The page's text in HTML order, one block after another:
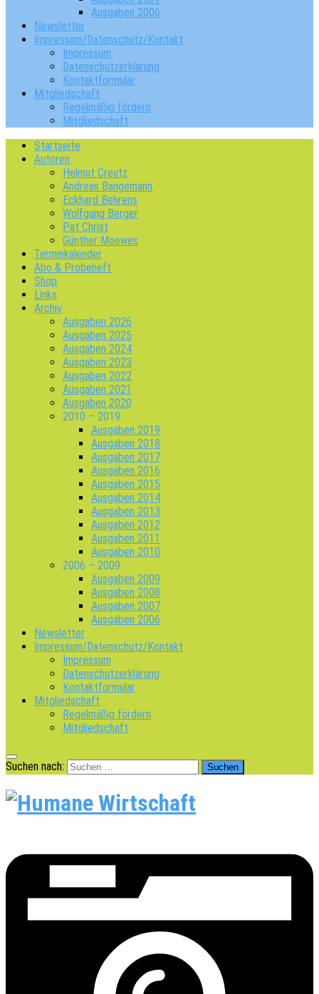
Ausgaben 2006
Newsletter
Impressum/Datenschutz/Kontakt
Impressum
Datenschutzerklärung
Kontaktformular
Mitgliedschaft
Regelmäßig fördern
Mitgliedschaft
Startseite
Autoren
Helmut Creutz
Andreas Bangemann
Eckhard Behrens
Wolfgang Berger
Pat Christ
Günther Moewes
Terminkalender
Abo & Probeheft
Shop
Links
Archiv
Ausgaben 2026
Ausgaben 2025
Ausgaben 2024
Ausgaben 2023
Ausgaben 2022
Ausgaben 2021
Ausgaben 2020
2010 – 2019
Ausgaben 2019
Ausgaben 2018
Ausgaben 2017
Ausgaben 2016
Ausgaben 2015
Ausgaben 2014
Ausgaben 2013
Ausgaben 2012
Ausgaben 2011
Ausgaben 2010
2006 – 2009
Ausgaben 2009
Ausgaben 2008
Ausgaben 2007
Ausgaben 2006
Newsletter
Impressum/Datenschutz/Kontakt
Impressum
Datenschutzerklärung
Kontaktformular
Mitgliedschaft
Regelmäßig fördern
Mitgliedschaft
Suchen nach: